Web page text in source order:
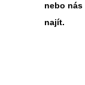
nebo nás
najít.